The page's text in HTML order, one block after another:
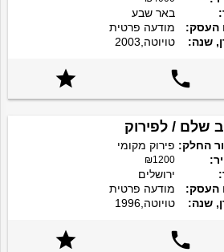
באר שבע
העסק:
מודעה פרטית
שנה:
טויוטה,2003


שלם / לפירוק
החלק: פירוק מקומי
₪1200
ירושלים
העסק:
מודעה פרטית
שנה:
טויוטה,1996

